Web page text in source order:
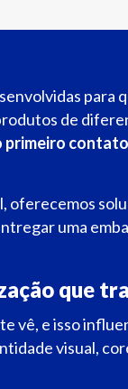
para
de
primeiro contato
oferecemos
uma
que
vê, e isso
visual,